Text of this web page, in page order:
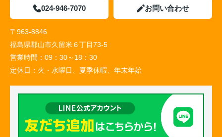
024-946-7070 お問い合わせ
〒963-8846
福島県郡山市久留米６丁目73-5
営業時間： 09：30～18：30
定休日： 火・水曜日、夏季休暇、年末年始